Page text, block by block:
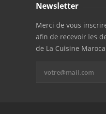
Newsletter
Merci de vous
afin de recevoir les
de La Cuisine